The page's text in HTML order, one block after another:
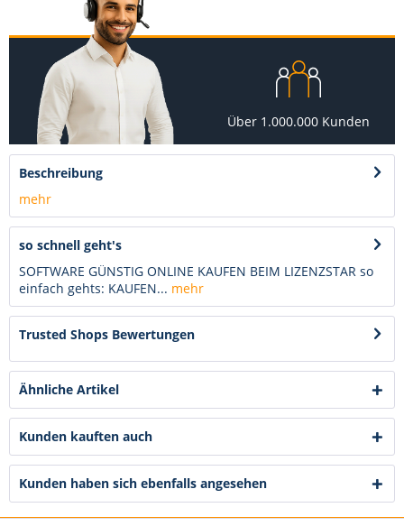
Über 1.000.000 Kunden
Beschreibung
mehr
so schnell geht's
SOFTWARE GÜNSTIG ONLINE KAUFEN BEIM LIZENZSTAR so
einfach gehts: KAUFEN... mehr
Trusted Shops Bewertungen
Ähnliche Artikel
Kunden kauften auch
Kunden haben sich ebenfalls angesehen